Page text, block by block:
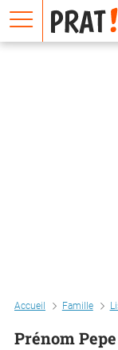
Accueil Famille
Prénom
E
m
a